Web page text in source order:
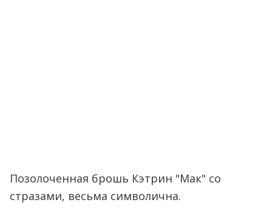
Позолоченная брошь Кэтрин "Мак" со
стразами, весьма символична.